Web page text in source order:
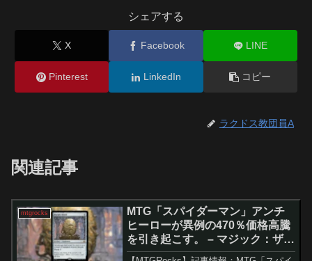
シェアする
X Facebook LINE
Pinterest LinkedIn コピー
ラクドス教団員A
関連記事
mtgrocks
MTG「スパイダーマン」アンチ
ヒーローが異例の470％価格高騰
を引き起こす。 – マジック：ザ・
ギャザリング